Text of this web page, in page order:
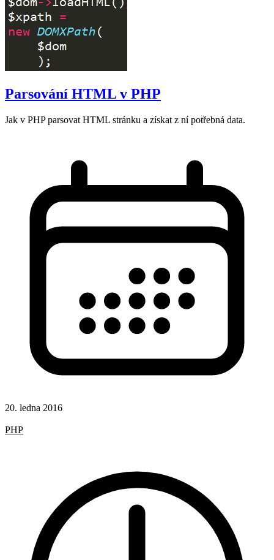
Parsování HTML v PHP
Jak v PHP parsovat HTML stránku a získat z ní potřebná data.
20. ledna 2016
PHP